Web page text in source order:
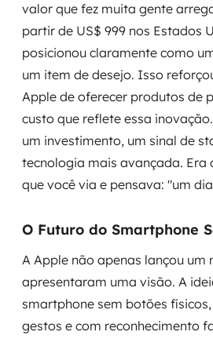
valor que fez muita gente
partir de US$ 999 nos Estados
posicionou claramente como
um item de desejo. Isso
Apple de oferecer produtos de
custo que reflete essa
um investimento, um sinal de
tecnologia mais avançada. Era
que você via e pensava: "um
O Futuro do Smartphone
A Apple não apenas lançou um
apresentaram uma visão. A
smartphone sem botões
gestos e com reconhecimento